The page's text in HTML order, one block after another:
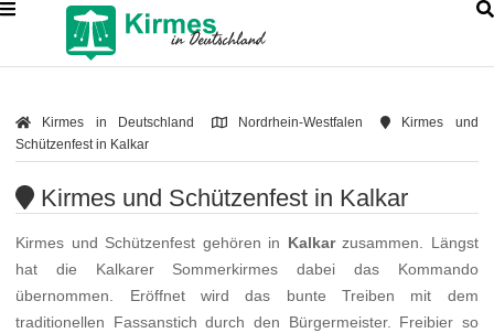
Kirmes in Deutschland Nordrhein-Westfalen
Kirmes und
Schützenfest in Kalkar
Kirmes und Schützenfest in Kalkar
Kirmes und Schützenfest gehören in Kalkarzusammen. Längst
hat die Kalkarer Sommerkirmes dabei das Kommando
übernommen. Eröffnet wird das bunte Treiben mit dem
traditionellen Fassanstich durch den Bürgermeister. Freibier so